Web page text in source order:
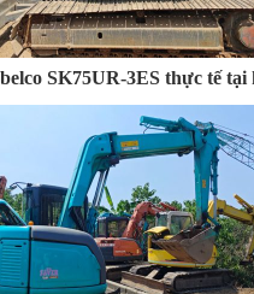
SK75UR-3ES thực tế tại